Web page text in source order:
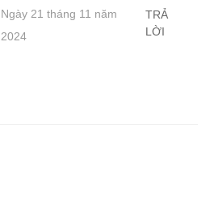
Ngày 21 tháng 11 năm
2024
TRẢ
LỜI